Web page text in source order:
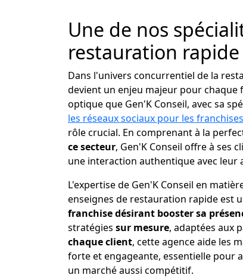
Une de nos
restauration rapide
Dans l'univers concurrentiel de la
devient un enjeu majeur pour chaque
optique que Gen'K Conseil, avec sa
les réseaux sociaux pour les
rôle crucial. En comprenant à la
ce secteur, Gen'K Conseil offre à ses
une interaction authentique avec leur
L'expertise de Gen'K Conseil en
enseignes de restauration rapide est
franchise désirant booster sa
stratégies sur mesure, adaptées aux
chaque client, cette agence aide les
forte et engageante, essentielle pour
un marché aussi compétitif.